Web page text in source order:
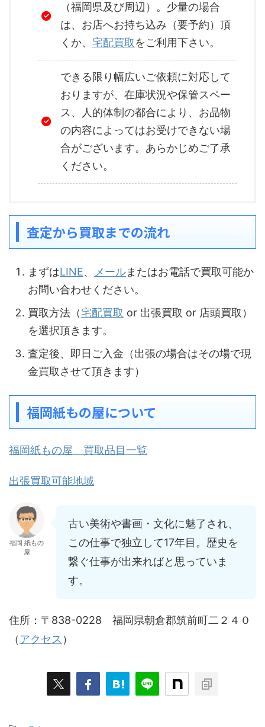
（福岡県及び周辺）。少量の場合
は、お店へお持ち込み（要予約）頂
くか、 宅配買取をご利用下さい。
できる限り幅広いご依頼に対応して
おりますが、在庫状況や保管スペー
ス、人的体制の都合により、お品物
の内容によってはお受けできない場
合がございます。あらかじめご了承
ください。
査定から買取までの流れ
まずはLINE、 メールまたはお電話で買取可能か
お問い合わせください。
買取方法（宅配買取 or 出張買取 or 店頭買取）
を選択頂きます。
査定後、即日ご入金（出張の場合はその場で現
金買取させて頂きます）
福岡紙もの屋について
福岡紙もの屋 買取品目一覧
出張買取可能地域
福岡 紙もの
屋
古い美術や書画・文化に魅了され、
この仕事で独立して17年目。歴史を
繋ぐ仕事が出来ればと思っていま
す。
住所：〒838-0228 福岡県朝倉郡筑前町二２４０
（アクセス ）